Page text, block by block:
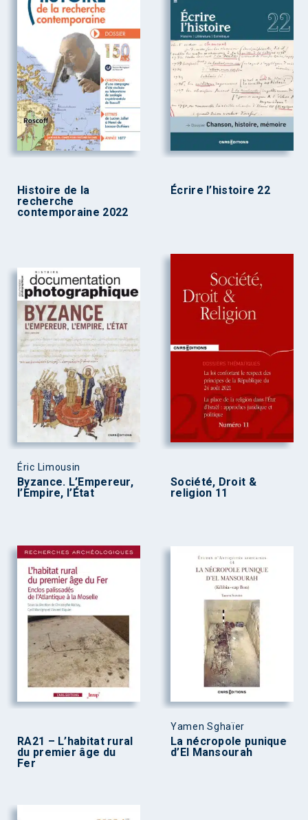
Histoire de la
recherche
contemporaine 2022
Écrire l’histoire 22
Éric Limousin
Byzance. L’Empereur,
l’Empire, l’État
Société, Droit &
religion 11
RA21 – L’habitat rural
du premier âge du
Fer
Yamen Sghaïer
La nécropole punique
d’El Mansourah